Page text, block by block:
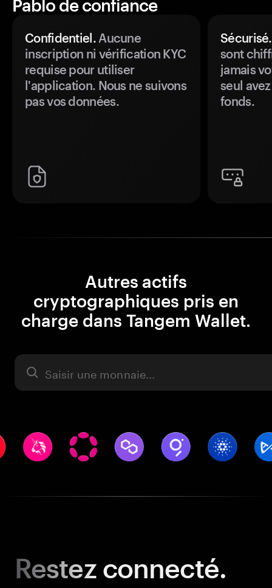
Pablo de confiance
Confidentiel.Aucune
inscription ni vérification KYC
requise pour utiliser
l'application. Nous ne suivons
pas vos données.
Sécurisé.
sont
jamais
seul
fonds.
Autres actifs
cryptographiques pris en
charge dans Tangem Wallet.
Actifs
Restezconnecté.